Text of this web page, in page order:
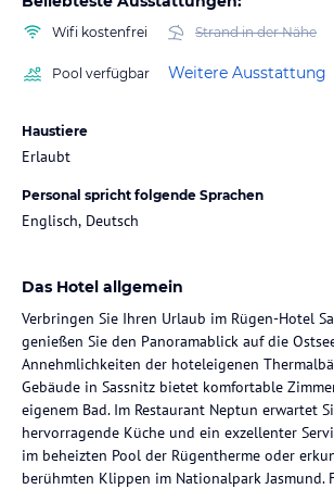
Wifi kostenfrei Strand in der Nähe
Pool verfügbar Weitere Ausstattung
Haustiere
Erlaubt
Personal spricht folgende Sprachen
Englisch, Deutsch
Das Hotel allgemein
Verbringen Sie Ihren Urlaub im Rügen-Hotel
genießen Sie den Panoramablick auf die
Annehmlichkeiten der hoteleigenen
Gebäude in Sassnitz bietet komfortable
eigenem Bad. Im Restaurant Neptun erwartet
hervorragende Küche und ein exzellenter
im beheizten Pool der Rügentherme oder
berühmten Klippen im Nationalpark Jasmund.